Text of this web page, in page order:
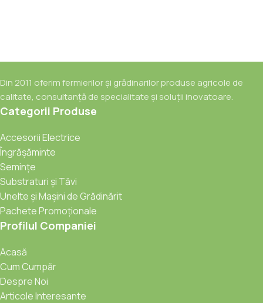
Din 2011 oferim fermierilor și grădinarilor produse agricole de
calitate, consultanță de specialitate și soluții inovatoare.
Categorii Produse
Accesorii Electrice
Îngrășăminte
Semințe
Substraturi și Tăvi
Unelte și Mașini de Grădinărit
Pachete Promoționale
Profilul Companiei
Acasă
Cum Cumpăr
Despre Noi
Articole Interesante